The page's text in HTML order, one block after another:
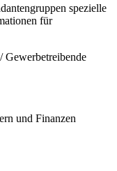
spezielle
für
Gewerbetreibende
und Finanzen